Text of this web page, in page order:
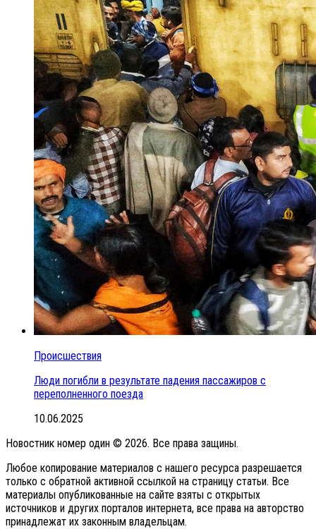
Происшествия
Люди погибли в результате падения пассажиров с
переполненного поезда
10.06.2025
Новостник номер один © 2026. Все права защины.
Любое копирование материалов с нашего ресурса разрешается
только с обратной активной ссылкой на страницу статьи. Все
материалы опубликованные на сайте взяты с открытых
источников и других порталов интернета, все права на авторство
принадлежат их законным владельцам.